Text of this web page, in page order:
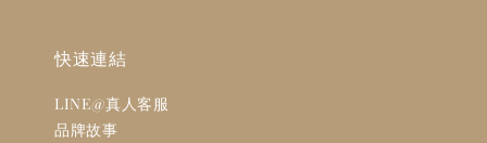
快速連結
LINE@真人客服
品牌故事